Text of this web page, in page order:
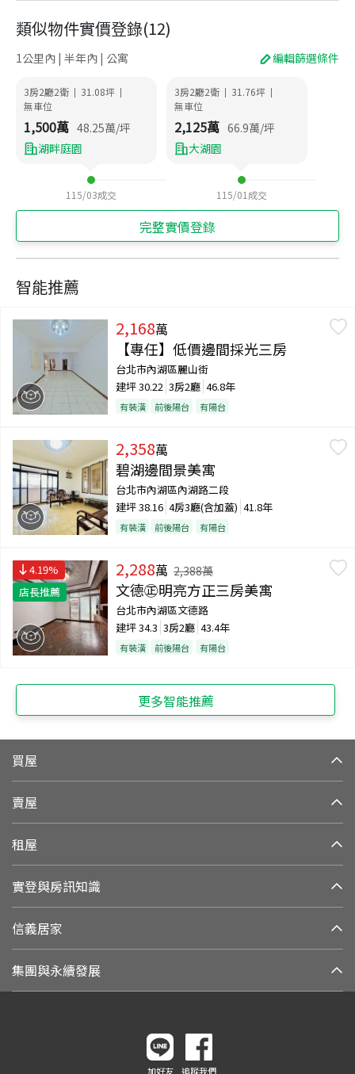
類似物件實價登錄(12)
1公里內 | 半年內 | 公寓 編輯篩選條件
3房2廳2衛 | 31.08坪 |
無車位
1,500萬 48.25萬/坪
湖畔庭園
115/03成交
3房2廳2衛 | 31.76坪 |
無車位
2,125萬 66.9萬/坪
大湖園
115/01 成交
完整實價登錄
智能推薦
2,168萬
【專任】低價邊間採光三房
台北市內湖區麗山街
建坪30.22 3房2廳 46.8年
有裝潢 前後陽台 有陽台
2,358萬
碧湖邊間景美寓
台北市內湖區內湖路二段
建坪38.16 4房3廳(含加蓋) 41.8年
有裝潢 前後陽台 有陽台
4.19%
店長推薦
2,288萬 2,388萬
文德㊣明亮方正三房美寓
台北市內湖區文德路
建坪34.3 3房2廳 43.4年
有裝潢 前後陽台 有陽台
更多智能推薦
買屋
賣屋
租屋
實登與房訊知識
信義居家
集團與永續發展
加好友 追蹤我們